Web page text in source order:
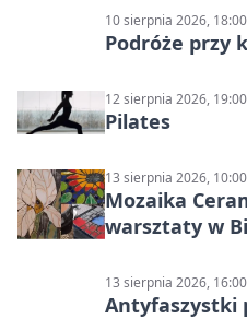
Puchar
Białej
10 sierpnia 2026, 18:00
Podróże przy
12 sierpnia 2026, 19:00
Pilates
13 sierpnia 2026, 10:00
Mozaika
warsztaty w
13 sierpnia 2026, 16:00
Antyfaszystki